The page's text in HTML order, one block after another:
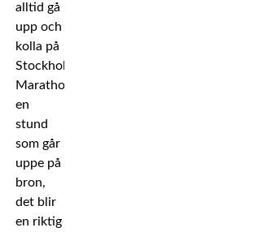
alltid gå
upp och
kolla på
Stockholm
Marathon
en
stund
som går
uppe på
bron,
det blir
en riktig